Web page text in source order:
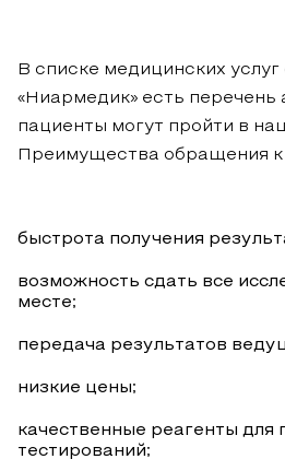
В списке медицинских услуг
«Ниармедик» есть перечень
пациенты могут пройти в
Преимущества обращения к
быстрота получения
возможность сдать все
месте;
передача результатов
низкие цены;
качественные реагенты для
тестирований;